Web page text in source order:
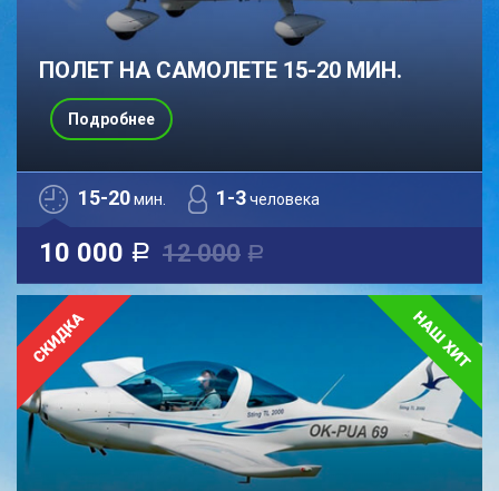
ПОЛЕТ НА САМОЛЕТЕ 15-20 МИН.
15-20мин. 1-3человека
10 000 a 12 000 a
Подробнее